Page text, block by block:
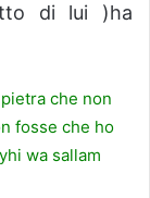
di lui )ha
che non
fosse che ho
wa sallam